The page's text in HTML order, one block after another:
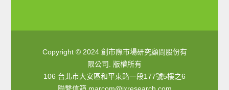
Copyright © 2024 創市際市場研究顧問股份有
限公司. 版權所有
106 台北市大安區和平東路一段177號5樓之6